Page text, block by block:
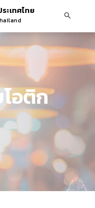
ะเทศไทย
โอติก